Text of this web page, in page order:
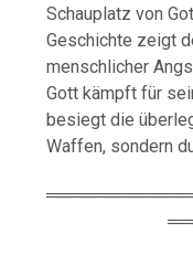
Schauplatz von
Geschichte zeigt
menschlicher
Gott kämpft für
besiegt die
Waffen, sondern